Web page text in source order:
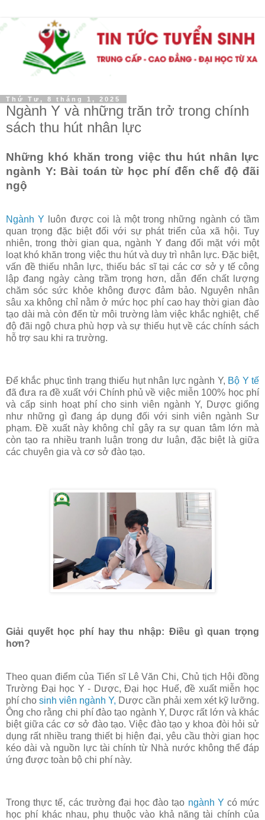
Thứ Tư, 8 tháng 1, 2025
Ngành Y và những trăn trở trong chính
sách thu hút nhân lực
Những khó khăn trong việc thu hút nhân lực
ngành Y: Bài toán từ học phí đến chế độ đãi
ngộ
Ngành Y luôn được coi là một trong những ngành có tầm
quan trọng đặc biệt đối với sự phát triển của xã hội. Tuy
nhiên, trong thời gian qua, ngành Y đang đối mặt với một
loạt khó khăn trong việc thu hút và duy trì nhân lực. Đặc biệt,
vấn đề thiếu nhân lực, thiếu bác sĩ tại các cơ sở y tế công
lập đang ngày càng trầm trọng hơn, dẫn đến chất lượng
chăm sóc sức khỏe không được đảm bảo. Nguyên nhân
sâu xa không chỉ nằm ở mức học phí cao hay thời gian đào
tạo dài mà còn đến từ môi trường làm việc khắc nghiệt, chế
độ đãi ngộ chưa phù hợp và sự thiếu hụt về các chính sách
hỗ trợ sau khi ra trường.
Để khắc phục tình trạng thiếu hụt nhân lực ngành Y, Bộ Y tế
đã đưa ra đề xuất với Chính phủ về việc miễn 100% học phí
và cấp sinh hoạt phí cho sinh viên ngành Y, Dược giống
như những gì đang áp dụng đối với sinh viên ngành Sư
phạm. Đề xuất này không chỉ gây ra sự quan tâm lớn mà
còn tạo ra nhiều tranh luận trong dư luận, đặc biệt là giữa
các chuyên gia và cơ sở đào tạo.
Giải quyết học phí hay thu nhập: Điều gì quan trọng
hơn?
Theo quan điểm của Tiến sĩ Lê Văn Chi, Chủ tịch Hội đồng
Trường Đại học Y - Dược, Đại học Huế, đề xuất miễn học
phí cho sinh viên ngành Y, Dược cần phải xem xét kỹ lưỡng.
Ông cho rằng chi phí đào tạo ngành Y, Dược rất lớn và khác
biệt giữa các cơ sở đào tạo. Việc đào tạo y khoa đòi hỏi sử
dụng rất nhiều trang thiết bị hiện đại, yêu cầu thời gian học
kéo dài và nguồn lực tài chính từ Nhà nước không thể đáp
ứng được toàn bộ chi phí này.
Trong thực tế, các trường đại học đào tạo ngành Y có mức
học phí khác nhau, phụ thuộc vào khả năng tài chính của